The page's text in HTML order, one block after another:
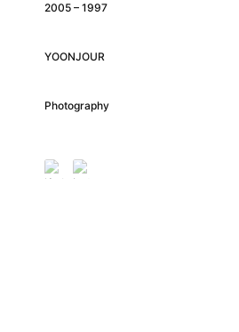
2005 – 1997
YOONJOUR
Photography